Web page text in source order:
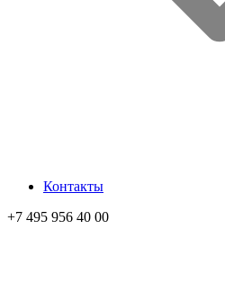
Контакты
+7 495 956 40 00